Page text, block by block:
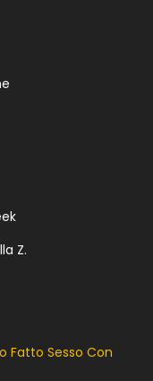
Z.
Fatto Sesso Con